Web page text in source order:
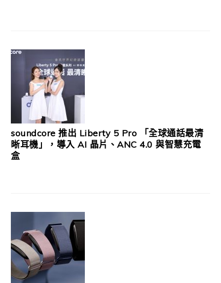
soundcore 推出 Liberty 5 Pro 「全球通話最清
晰耳機」，導入 AI 晶片、ANC 4.0 與智慧充電
盒